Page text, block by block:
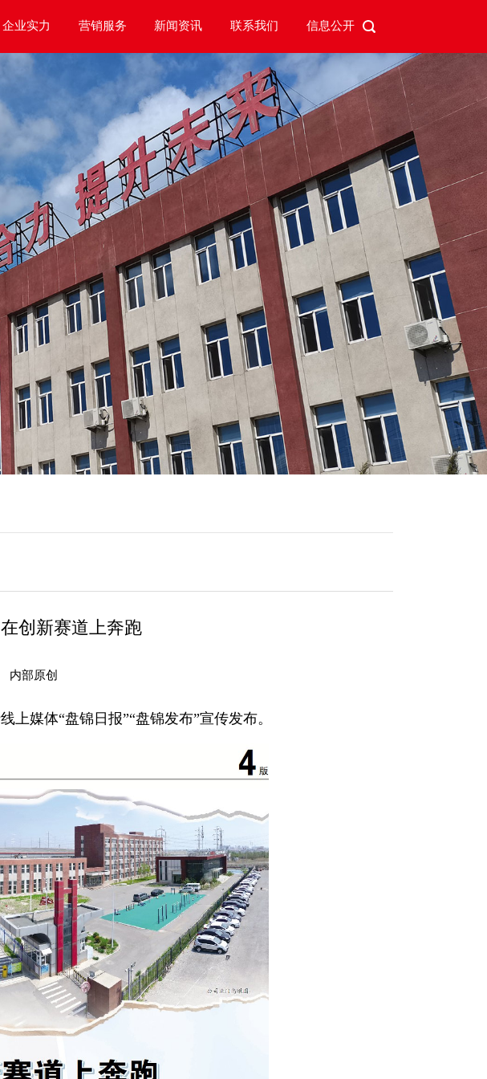
企业实力 营销服务 新闻资讯 联系我们 信息公开
创新赛道上奔跑
内部原创
媒体“盘锦日报”“盘锦发布”宣传发布。